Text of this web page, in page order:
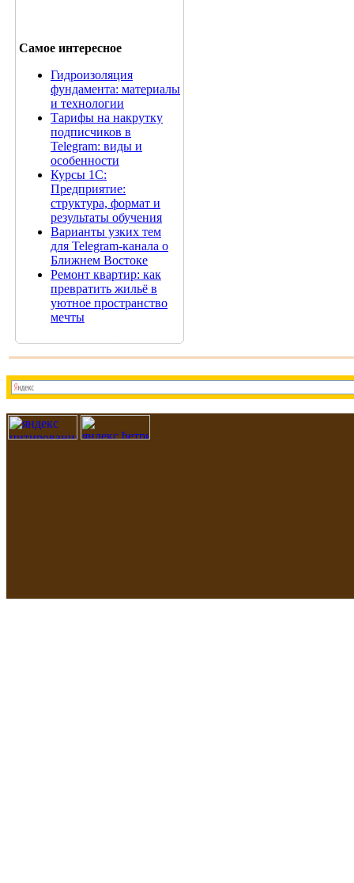
Самое интересное
Гидроизоляция
фундамента: материалы
и технологии
Тарифы на накрутку
подписчиков в
Telegram: виды и
особенности
Курсы 1С:
Предприятие:
структура, формат и
результаты обучения
Варианты узких тем
для Telegram-канала о
Ближнем Востоке
Ремонт квартир: как
превратить жильё в
уютное пространство
мечты